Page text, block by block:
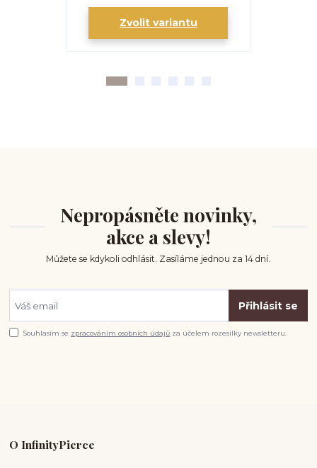
Zvolit variantu
Nepropásněte novinky,
akce a slevy!
Můžete se kdykoli odhlásit. Zasíláme jednou za 14 dní.
Přihlásit se
Souhlasím se zpracováním osobních údajů za účelem rozesílky newsletteru.
O InfinityPierce